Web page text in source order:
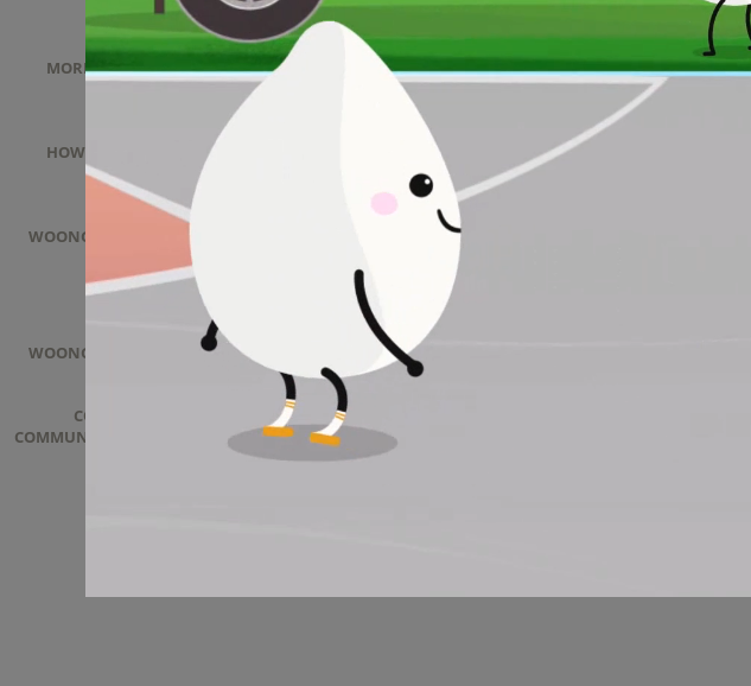
ABOUT
MORNING RICE
HOW TO ENJOY
WOONGJIN FOOD
WOONGJIN FOOD
CONSUMER
COMMUNICATIONS